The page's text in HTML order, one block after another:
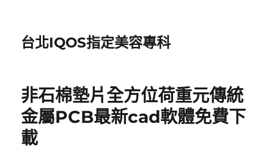
台北IQOS指定美容專科
非石棉墊片全方位荷重元傳統
金屬PCB最新cad軟體免費下
載